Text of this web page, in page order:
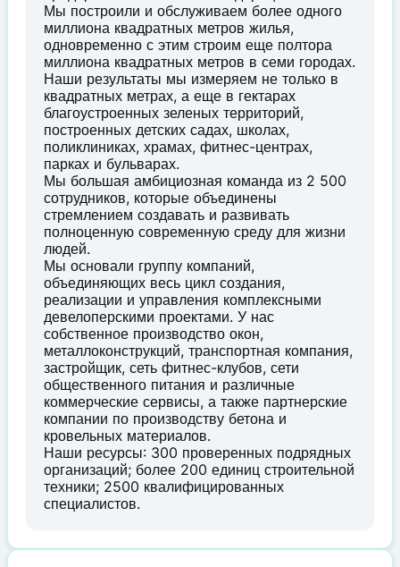
Мы построили и обслуживаем более одного
миллиона квадратных метров жилья,
одновременно с этим строим еще полтора
миллиона квадратных метров в семи городах.
Наши результаты мы измеряем не только в
квадратных метрах, а еще в гектарах
благоустроенных зеленых территорий,
построенных детских садах, школах,
поликлиниках, храмах, фитнес-центрах,
парках и бульварах.
Мы большая амбициозная команда из 2 500
сотрудников, которые объединены
стремлением создавать и развивать
полноценную современную среду для жизни
людей.
Мы основали группу компаний,
объединяющих весь цикл создания,
реализации и управления комплексными
девелоперскими проектами. У нас
собственное производство окон,
металлоконструкций, транспортная компания,
застройщик, сеть фитнес-клубов, сети
общественного питания и различные
коммерческие сервисы, а также партнерские
компании по производству бетона и
кровельных материалов.
Наши ресурсы: 300 проверенных подрядных
организаций; более 200 единиц строительной
техники; 2500 квалифицированных
специалистов.